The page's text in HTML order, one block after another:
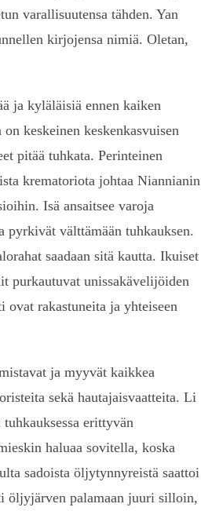
varallisuutensa tähden. Yan
kirjojensa nimiä. Oletan,
ja kyläläisiä ennen kaiken
keskeinen keskenkasvuisen
pitää tuhkata. Perinteinen
krematoriota johtaa Niannianin
Isä ansaitsee varoja
välttämään tuhkauksen.
saadaan sitä kautta. Ikuiset
purkautuvat unissakävelijöiden
rakastuneita ja yhteiseen
ja myyvät kaikkea
sekä hautajaisvaatteita. Li
erittyvän
haluaa sovitella, koska
sadoista öljytynnyreistä saattoi
öljyjärven palamaan juuri silloin,